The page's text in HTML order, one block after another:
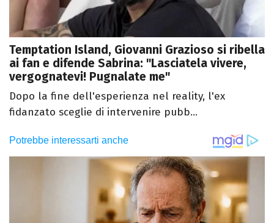
Temptation Island, Giovanni Grazioso si ribella
ai fan e difende Sabrina: "Lasciatela vivere,
vergognatevi! Pugnalate me"
Dopo la fine dell'esperienza nel reality, l'ex
fidanzato sceglie di intervenire pubb...